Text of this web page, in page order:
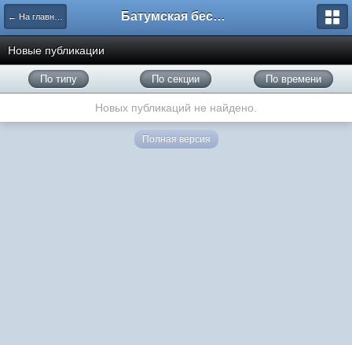
← На главную Батумская беседка
Новые публикации
По типу По секции По времени
Новых публикаций не найдено.
Полная версия